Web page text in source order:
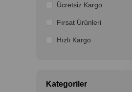
Ücretsiz Kargo
Fırsat Ürünleri
Hızlı Kargo
Kategoriler